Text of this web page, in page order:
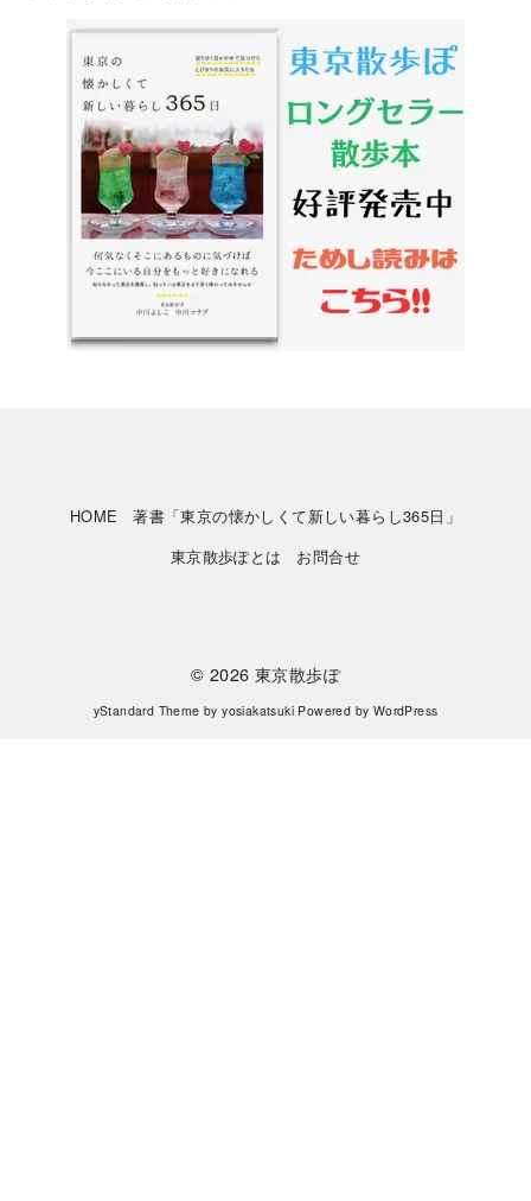
HOME
著書「東京の懐かしくて新しい暮らし365日」
東京散歩ぽとは
お問合せ
© 2026 東京散歩ぽ
yStandard Theme byyosiakatsuki Powered by WordPress